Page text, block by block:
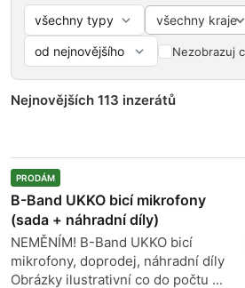
všechny kraje
Nezobrazuj
Nejnovějších 113 inzerátů
PRODÁM
B-Band UKKO bicí mikrofony
(sada + náhradní díly)
NEMĚNÍM! B-Band UKKO bicí
mikrofony, doprodej, náhradní díly
Obrázky ilustrativní co do počtu ...